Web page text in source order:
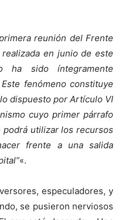
reunión del Frente
en junio de este
ha sido íntegramente
fenómeno constituye
dispuesto por Artículo VI
cuyo primer párrafo
podrá utilizar los recursos
frente a una salida
«.
especuladores, y
se pusieron nerviosos